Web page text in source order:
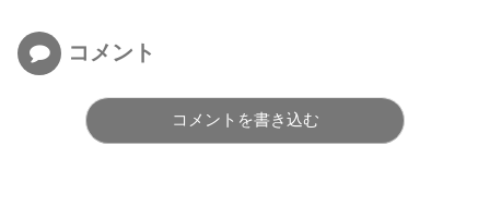
コメント
コメントを書き込む